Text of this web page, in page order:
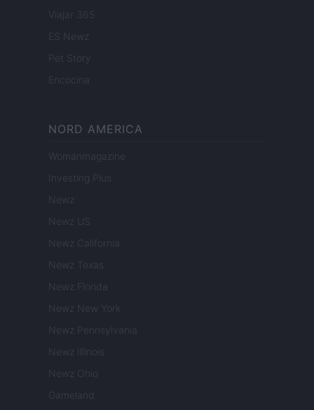
Viajar 365
ES Newz
Pet Story
Encocina
NORD AMERICA
Womanmagazine
Investing Plus
Newz
Newz US
Newz California
Newz Texas
Newz Florida
Newz New York
Newz Pennsylvania
Newz Illinois
Newz Ohio
Gameland